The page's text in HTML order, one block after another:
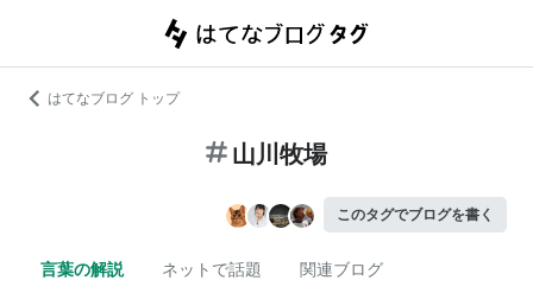
はてなブログ トップ
山川牧場
このタグでブログを書く
言葉の解説 ネットで話題 関連ブログ